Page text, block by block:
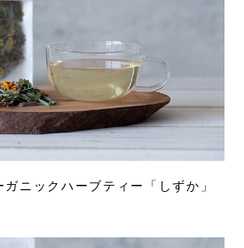
ニックハーブティー「しずか」